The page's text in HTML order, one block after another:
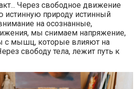
Через свободное движение
истинную природу истинный
на осознанные,
мы снимаем напряжение,
с мышц, которые влияют на
свободу тела, лежит путь к